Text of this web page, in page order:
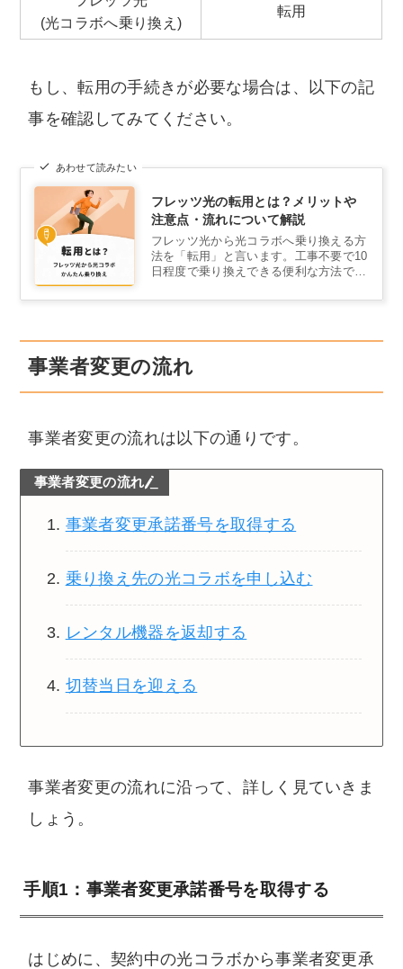
(光コラボへ乗り換え)
転用
もし、転用の手続きが必要な場合は、以下の記
事を確認してみてください。
あわせて読みたい
フレッツ光の転用とは？メリットや
注意点・流れについて解説
フレッツ光から光コラボへ乗り換える方
法を「転用」と言います。工事不要で10
日程度で乗り換えできる便利な方法で
事業者変更の流れ
事業者変更の流れは以下の通りです。
事業者変更の流れ
事業者変更承諾番号を取得する
乗り換え先の光コラボを申し込む
レンタル機器を返却する
切替当日を迎える
事業者変更の流れに沿って、詳しく見ていきま
しょう。
手順1：事業者変更承諾番号を取得する
はじめに、契約中の光コラボから事業者変更承